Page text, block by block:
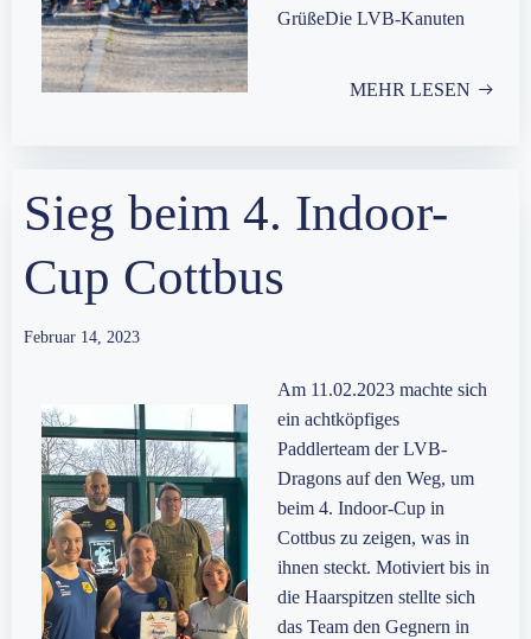
GrüßeDie LVB-Kanuten
MEHR LESEN
Sieg beim 4. Indoor-
Cup Cottbus
Februar 14, 2023
Am 11.02.2023 machte sich
ein achtköpfiges
Paddlerteam der LVB-
Dragons auf den Weg, um
beim 4. Indoor-Cup in
Cottbus zu zeigen, was in
ihnen steckt. Motiviert bis in
die Haarspitzen stellte sich
das Team den Gegnern in